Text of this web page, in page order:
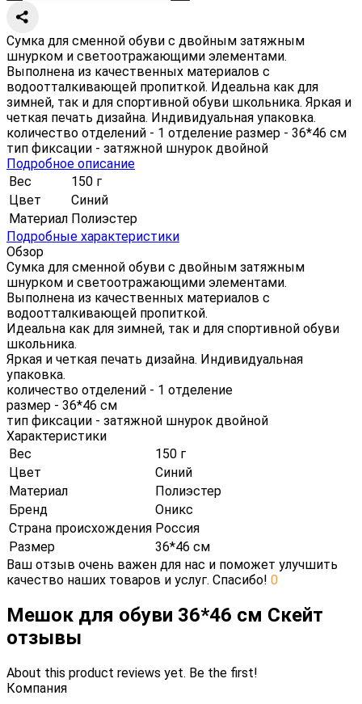
Сумка для сменной обуви с двойным затяжным
шнурком и светоотражающими элементами.
Выполнена из качественных материалов с
водоотталкивающей пропиткой. Идеальна как для
зимней, так и для спортивной обуви школьника. Яркая и
четкая печать дизайна. Индивидуальная упаковка.
количество отделений - 1 отделение размер - 36*46 см
тип фиксации - затяжной шнурок двойной
Подробное описание
Вес
150 г
Цвет
Синий
Материал Полиэстер
Подробные характеристики
Обзор
Сумка для сменной обуви с двойным затяжным
шнурком и светоотражающими элементами.
Выполнена из качественных материалов с
водоотталкивающей пропиткой.
Идеальна как для зимней, так и для спортивной обуви
школьника.
Яркая и четкая печать дизайна. Индивидуальная
упаковка.
количество отделений - 1 отделение
размер - 36*46 см
тип фиксации - затяжной шнурок двойной
Характеристики
Вес
150 г
Цвет
Синий
Материал
Полиэстер
Бренд
Оникс
Страна происхождения Россия
Размер
36*46 см
Ваш отзыв очень важен для нас и поможет улучшить
качество наших товаров и услуг. Спасибо! 0
Мешок для обуви 36*46 см Скейт
отзывы
About this product reviews yet. Be the first!
Компания